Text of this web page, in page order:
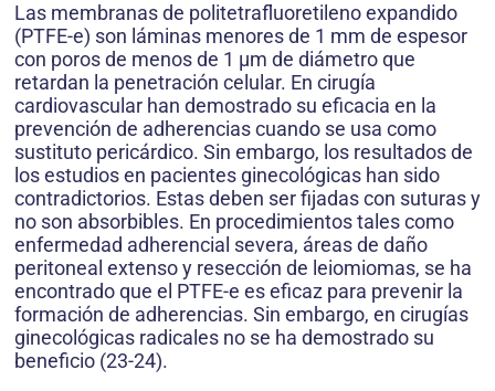
Las membranas de politetrafluoretileno expandido
(PTFE-e) son láminas menores de 1 mm de espesor
con poros de menos de 1 µm de diámetro que
retardan la penetración celular. En cirugía
cardiovascular han demostrado su eficacia en la
prevención de adherencias cuando se usa como
sustituto pericárdico. Sin embargo, los resultados de
los estudios en pacientes ginecológicas han sido
contradictorios. Estas deben ser fijadas con suturas y
no son absorbibles. En procedimientos tales como
enfermedad adherencial severa, áreas de daño
peritoneal extenso y resección de leiomiomas, se ha
encontrado que el PTFE-e es eficaz para prevenir la
formación de adherencias. Sin embargo, en cirugías
ginecológicas radicales no se ha demostrado su
beneficio (23-24).